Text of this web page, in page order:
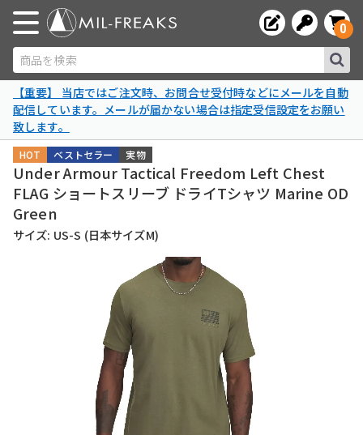
商品を検索
0
【重要】 当店ではご注文時、お問合せ受付時などにメールを自動
配信しています。メールが届かない場合は指定受信設定をお願い
致します。
実物
ベストセラー
HOT
Under Armour Tactical Freedom Left Chest
FLAG ショートスリーブ ドライTシャツ Marine OD
Green
サイズ: US-S (日本サイズM)